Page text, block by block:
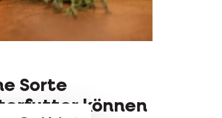
Sorte
können